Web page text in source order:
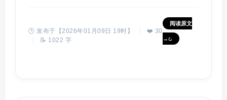
🕒 发布于【2026年01月09日 19时】
❤️ 30
📝 1022 字
阅读原文
→